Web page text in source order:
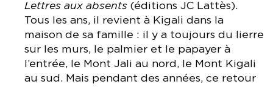
Lettres aux absents (éditions JC Lattès).
Tous les ans, il revient à Kigali dans la
maison de sa famille : il y a toujours du lierre
sur les murs, le palmier et le papayer à
l’entrée, le Mont Jali au nord, le Mont Kigali
au sud. Mais pendant des années, ce retour